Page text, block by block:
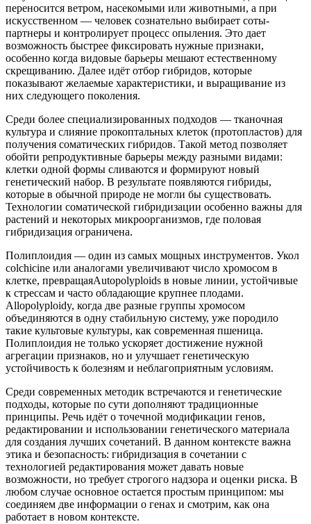
переносится ветром, насекомыми или животными, а при
искусственном — человек сознательно выбирает соты-
партнеры и контролирует процесс опыления. Это дает
возможность быстрее фиксировать нужные признаки,
особенно когда видовые барьеры мешают естественному
скрещиванию. Далее идёт отбор гибридов, которые
показывают желаемые характеристики, и выращивание из
них следующего поколения.
Среди более специализированных подходов — тканочная
культура и слияние прокоптальных клеток (протопластов) для
получения соматических гибридов. Такой метод позволяет
обойти репродуктивные барьеры между разными видами:
клетки одной формы сливаются и формируют новый
генетический набор. В результате появляются гибриды,
которые в обычной природе не могли бы существовать.
Технологии соматической гибридизации особенно важны для
растений и некоторых микроорганизмов, где половая
гибридизация ограничена.
Полиплоидия — один из самых мощных инструментов. Укол
colchicine или аналогами увеличивают число хромосом в
клетке, превращаяAutopolyploids в новые линии, устойчивые
к стрессам и часто обладающие крупнее плодами.
Allopolyploidy, когда две разные группы хромосом
объединяются в одну стабильную систему, уже породило
такие культовые культуры, как современная пшеница.
Полиплоидия не только ускоряет достижение нужной
агрегации признаков, но и улучшает генетическую
устойчивость к болезням и неблагоприятным условиям.
Среди современных методик встречаются и генетические
подходы, которые по сути дополняют традиционные
принципы. Речь идёт о точечной модификации генов,
редактировании и использовании генетического материала
для создания лучших сочетаний. В данном контексте важна
этика и безопасность: гибридизация в сочетании с
технологией редактирования может давать новые
возможности, но требует строгого надзора и оценки риска. В
любом случае основное остается простым принципом: мы
соединяем две информации о генах и смотрим, как она
работает в новом контексте.